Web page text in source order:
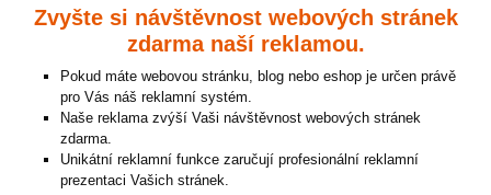
Zvyšte si návštěvnost webových stránek
zdarma naší reklamou.
Pokud máte webovou stránku, blog nebo eshop je určen právě
pro Vás náš reklamní systém.
Naše reklama zvýší Vaši návštěvnost webových stránek
zdarma.
Unikátní reklamní funkce zaručují profesionální reklamní
prezentaci Vašich stránek.